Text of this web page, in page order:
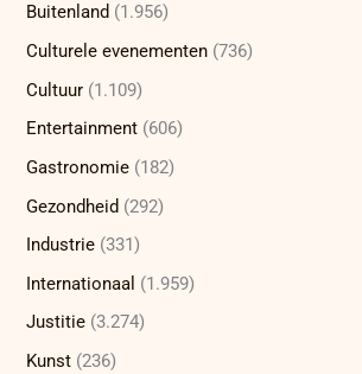
Buitenland (1.956)
Culturele evenementen (736)
Cultuur (1.109)
Entertainment (606)
Gastronomie (182)
Gezondheid (292)
Industrie (331)
Internationaal (1.959)
Justitie (3.274)
Kunst (236)